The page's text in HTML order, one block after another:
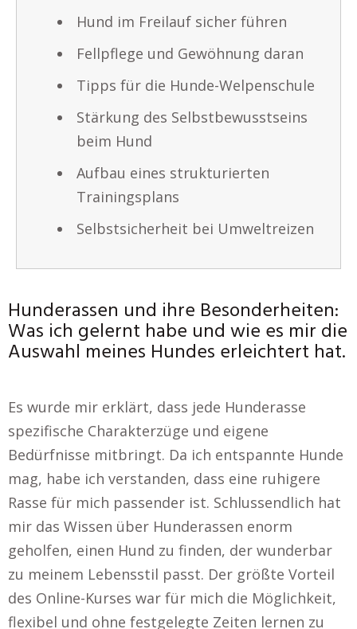
Hund im Freilauf sicher führen
Fellpflege und Gewöhnung daran
Tipps für die Hunde-Welpenschule
Stärkung des Selbstbewusstseins
beim Hund
Aufbau eines strukturierten
Trainingsplans
Selbstsicherheit bei Umweltreizen
Hunderassen und ihre Besonderheiten:
Was ich gelernt habe und wie es mir die
Auswahl meines Hundes erleichtert hat.
Es wurde mir erklärt, dass jede Hunderasse
spezifische Charakterzüge und eigene
Bedürfnisse mitbringt. Da ich entspannte Hunde
mag, habe ich verstanden, dass eine ruhigere
Rasse für mich passender ist. Schlussendlich hat
mir das Wissen über Hunderassen enorm
geholfen, einen Hund zu finden, der wunderbar
zu meinem Lebensstil passt. Der größte Vorteil
des Online-Kurses war für mich die Möglichkeit,
flexibel und ohne festgelegte Zeiten lernen zu